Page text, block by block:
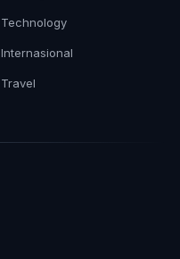
Technology
Internasional
Travel